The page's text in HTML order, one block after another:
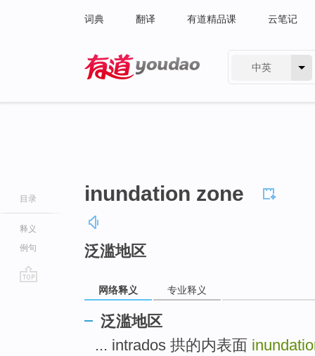
词典 翻译 有道精品课 云笔记
中英
目录
释义
例句
inundation zone
泛滥地区
网络释义 专业释义
泛滥地区
... intrados 拱的内表面